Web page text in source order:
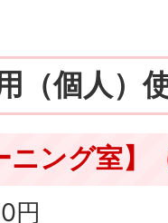
（個人）
ニング室】
円